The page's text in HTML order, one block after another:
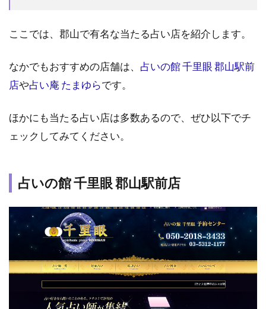
い
ど
た
占
選
の館
眼 郡
山駅
前店
1.2
占い
庵 た
まゆ
ここでは、郡山で有名な当たる占い店を紹介します。
なかでもおすすめの店舗は、 占いの館 千里眼 郡山駅前
店や占い庵 たまゆらです。
ほかにも当たる占い店は多数あるので、ぜひ以下でチ
ェックしてみてください。
占いの館 千里眼 郡山駅前店